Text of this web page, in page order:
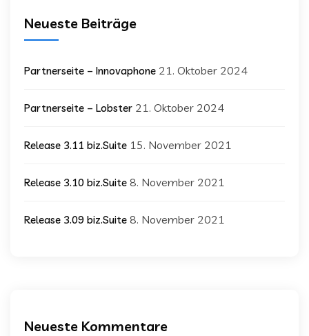
Neueste Beiträge
Partnerseite – Innovaphone 21. Oktober 2024
Partnerseite – Lobster 21. Oktober 2024
Release 3.11 biz.Suite 15. November 2021
Release 3.10 biz.Suite 8. November 2021
Release 3.09 biz.Suite 8. November 2021
Neueste Kommentare